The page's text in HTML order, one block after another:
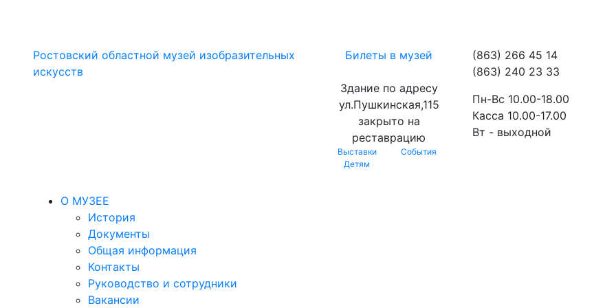
Ростовский областной музей изобразительных
искусств
Билеты в музей
Здание по адресу
ул.Пушкинская,115
закрыто на
реставрацию
Выставки
События
Детям
(863) 266 45 14
(863) 240 23 33
Пн-Вс 10.00-18.00
Касса 10.00-17.00
Вт - выходной
О МУЗЕЕ
История
Документы
Общая информация
Контакты
Руководство и сотрудники
Вакансии